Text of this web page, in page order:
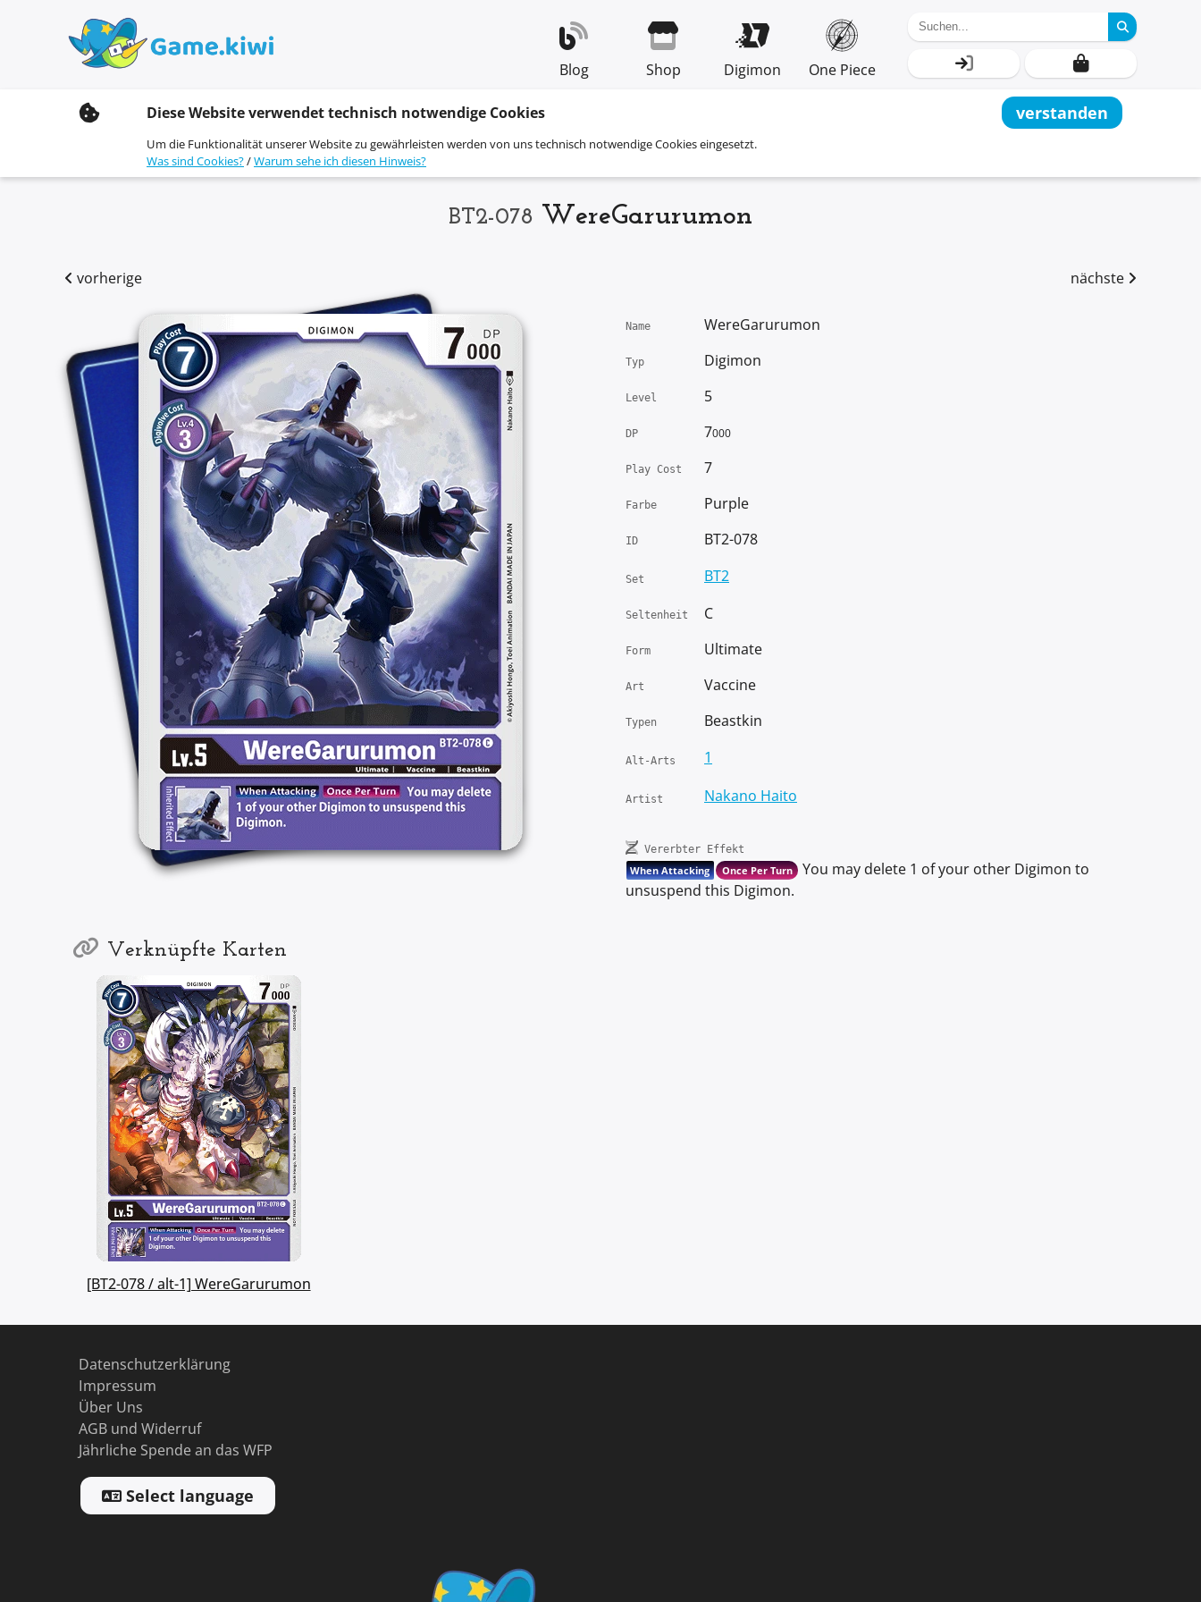
o
Blog Shop Digimon One Piece
Diese Website verwendet technisch notwendige Cookies verstanden
Um die Funktionalität unserer Website zu gewährleisten werden von uns technisch notwendige Cookies eingesetzt.
Was sind Cookies?/Warum sehe ich diesen Hinweis?
BT2-078 WereGarurumon
vorherige nächste
Name WereGarurumon
Typ Digimon
Level 5
DP 7000
Play Cost 7
Farbe Purple
ID BT2-078
Set BT2
Seltenheit C
Form Ultimate
Art Vaccine
Typen Beastkin
Alt-Arts 1
Artist Nakano Haito
Vererbter Effekt
When Attacking Once Per Turn
You may delete 1 of your other Digimon to
unsuspend this Digimon.
Verknüpfte Karten
[BT2-078 / alt-1] WereGarurumon
Datenschutzerklärung
Impressum
Über Uns
AGB und Widerruf
Jährliche Spende an das WFP
Select language